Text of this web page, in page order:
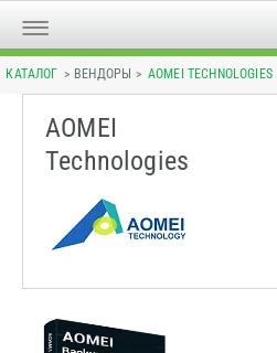
КАТАЛОГ > ВЕНДОРЫ > AOMEI TECHNOLOGIES
AOMEI
Technologies